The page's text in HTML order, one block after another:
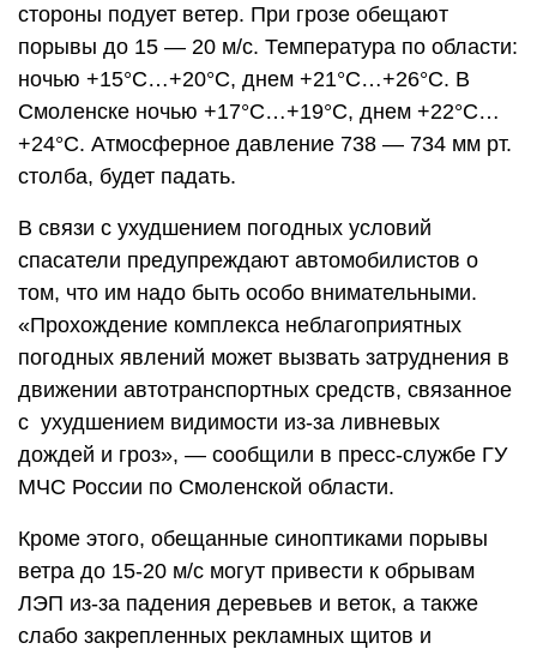
стороны подует ветер. При грозе обещают
порывы до 15 — 20 м/с. Температура по области:
ночью +15°С…+20°С, днем +21°С…+26°С. В
Смоленске ночью +17°С…+19°С, днем +22°С…
+24°С. Атмосферное давление 738 — 734 мм рт.
столба, будет падать.
В связи с ухудшением погодных условий
спасатели предупреждают автомобилистов о
том, что им надо быть особо внимательными.
«Прохождение комплекса неблагоприятных
погодных явлений может вызвать затруднения в
движении автотранспортных средств, связанное
с ухудшением видимости из-за ливневых
дождей и гроз», — сообщили в пресс-службе ГУ
МЧС России по Смоленской области.
Кроме этого, обещанные синоптиками порывы
ветра до 15-20 м/с могут привести к обрывам
ЛЭП из-за падения деревьев и веток, а также
слабо закрепленных рекламных щитов и